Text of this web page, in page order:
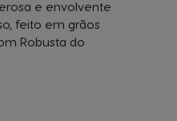
e envolvente
feito em grãos
Robusta do